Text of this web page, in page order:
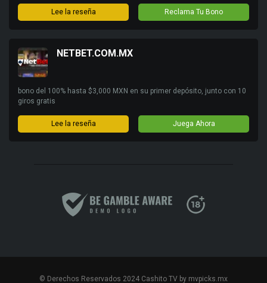
Lee la reseña Reclama Tu Bono
NETBET.COM.MX
bono del 100% hasta $3,000 MXN en su primer depósito, junto con 10
giros gratis
Lee la reseña Juega Ahora
© Derechos Reservados 2024 Cashito TV by mvpicks.mx